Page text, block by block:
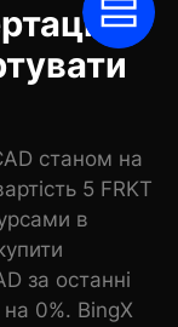
станом на
5 FRKT
в
за останні
0%. BingX